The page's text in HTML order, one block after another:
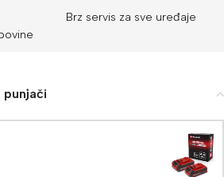
Brz servis za sve uređaje
punjači